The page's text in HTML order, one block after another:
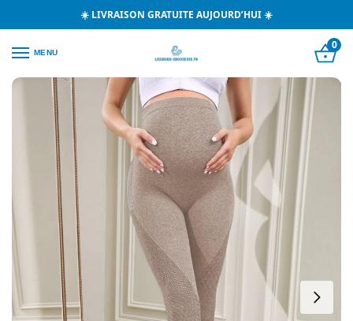
☀️ LIVRAISON GRATUITE AUJOURD’HUI ☀️
MENU
0